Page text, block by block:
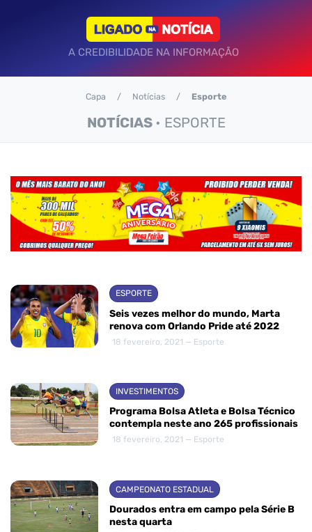
A CREDIBILIDADE NA INFORMAÇÃO
NOTÍCIAS • ESPORTE
Capa Notícias Esporte
ESPORTE
Seis vezes melhor do mundo, Marta
renova com Orlando Pride até 2022
18 fevereiro, 2021 — Esporte
INVESTIMENTOS
Programa Bolsa Atleta e Bolsa Técnico
contempla neste ano 265 profissionais
18 fevereiro, 2021 — Esporte
CAMPEONATO ESTADUAL
Dourados entra em campo pela Série B
nesta quarta